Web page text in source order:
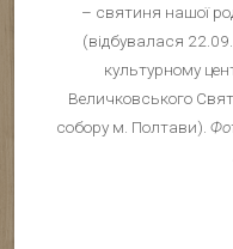
– святиня нашої
(відбувалася
культурному
Величковського
собору м. Полтави).